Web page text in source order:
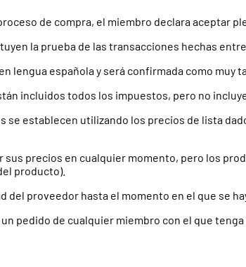
de compra, el miembro declara aceptar
la prueba de las transacciones hechas
lengua española y será confirmada como muy
incluidos todos los impuestos, pero no
se establecen utilizando los precios de lista
sus precios en cualquier momento, pero los
producto).
proveedor hasta el momento en el que se
pedido de cualquier miembro con el que tenga